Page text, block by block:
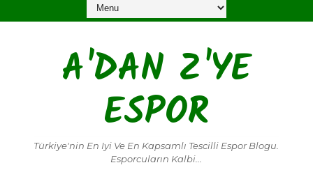
A'DAN Z'YE
ESPOR
Türkiye'nin En Iyi Ve En Kapsamlı Tescilli Espor Blogu.
Esporcuların Kalbi...